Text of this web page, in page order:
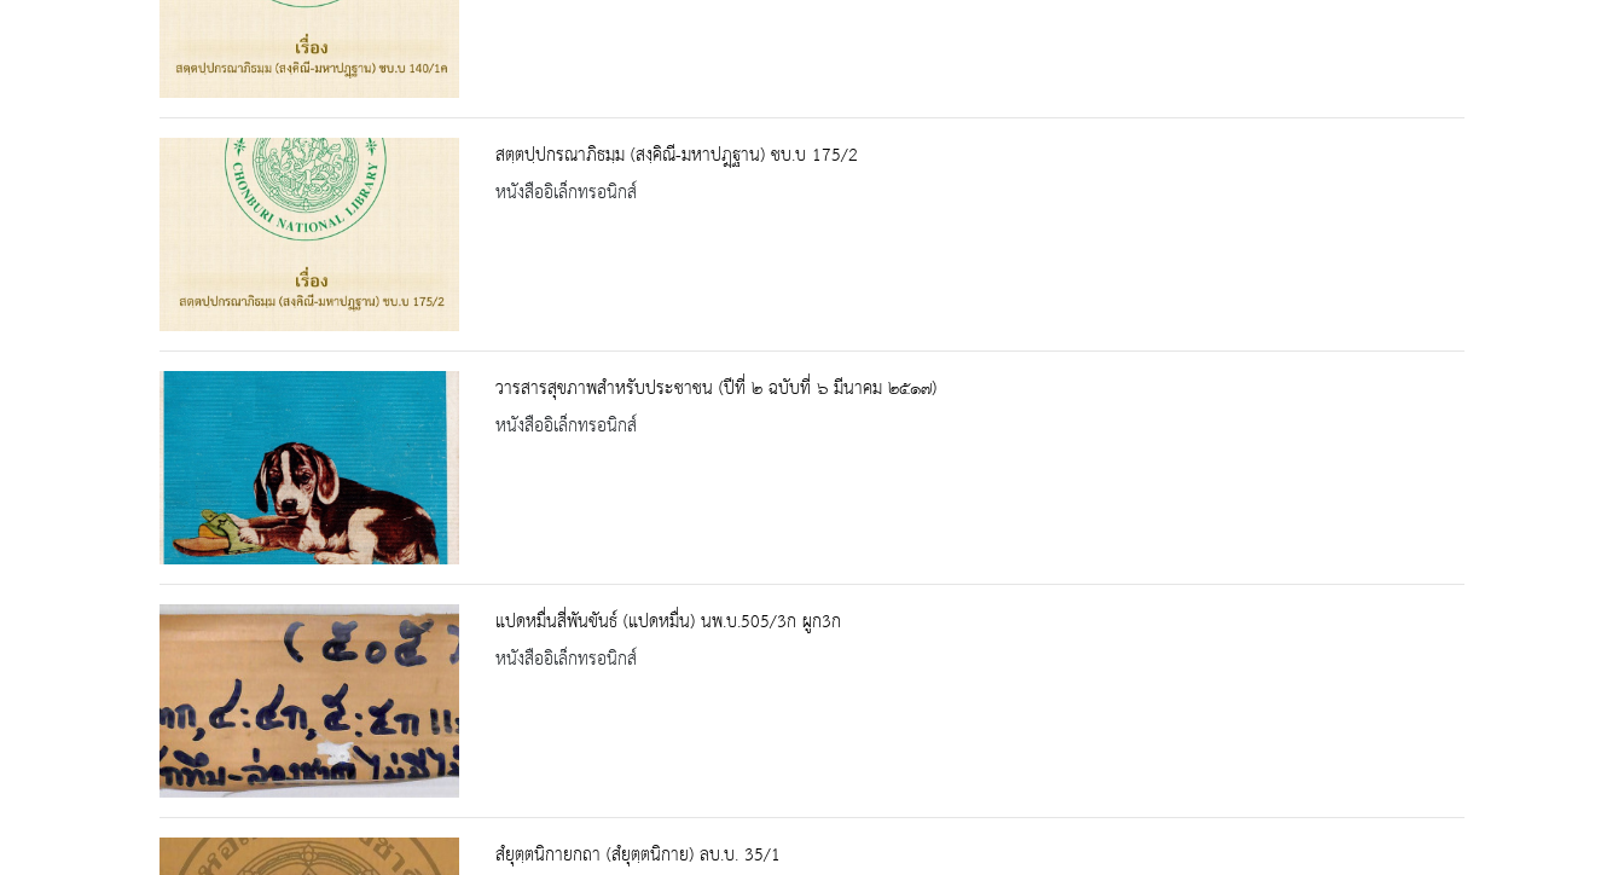
สตฺตปฺปกรณาภิธมฺม (สงฺคิณี-มหาปฎฺฐาน) ชบ.บ 175/2
หนังสืออิเล็กทรอนิกส์
วารสารสุขภาพสำหรับประชาชน (ปีที่ ๒ ฉบับที่ ๖ มีนาคม ๒๕๑๗)
หนังสืออิเล็กทรอนิกส์
แปดหมื่นสี่พันขันธ์ (แปดหมื่น) นพ.บ.505/3ก ผูก3ก
หนังสืออิเล็กทรอนิกส์
สํยุตฺตนิกายกถา (สํยุตฺตนิกาย) ลบ.บ. 35/1